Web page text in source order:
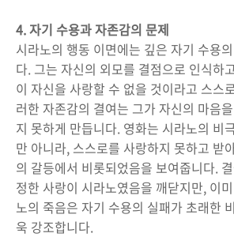
4. 자기 수용과 자존감의 문제
시라노의 행동 이면에는 깊은 자기 수용
다. 그는 자신의 외모를 결점으로 인식하
이 자신을 사랑할 수 없을 것이라고 스스
러한 자존감의 결여는 그가 자신의 마음
지 못하게 만듭니다. 영화는 시라노의 비
만 아니라, 스스로를 사랑하지 못하고 받
의 갈등에서 비롯되었음을 보여줍니다.
정한 사랑이 시라노였음을 깨닫지만, 이
노의 죽음은 자기 수용의 실패가 초래한
욱 강조합니다.